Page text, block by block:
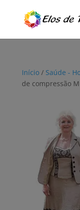
Início/ Saúde -
de compressão